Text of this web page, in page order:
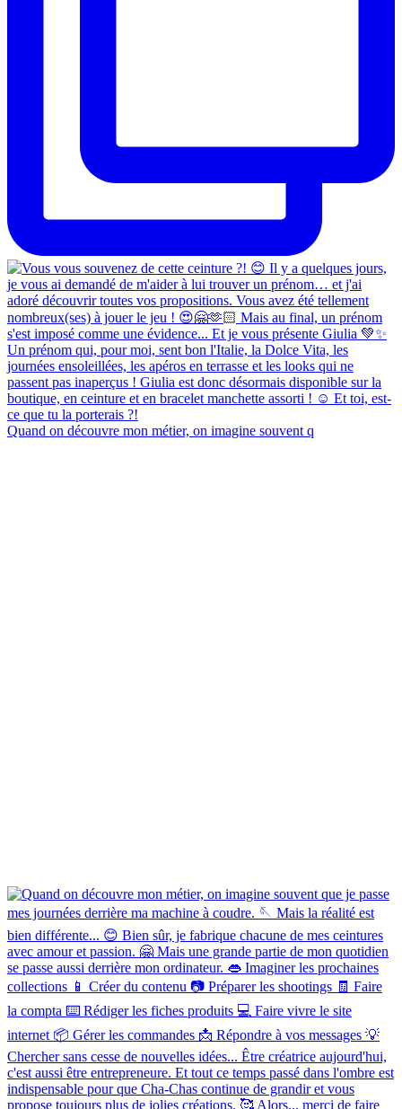
Quand on découvre mon métier, on imagine souvent q